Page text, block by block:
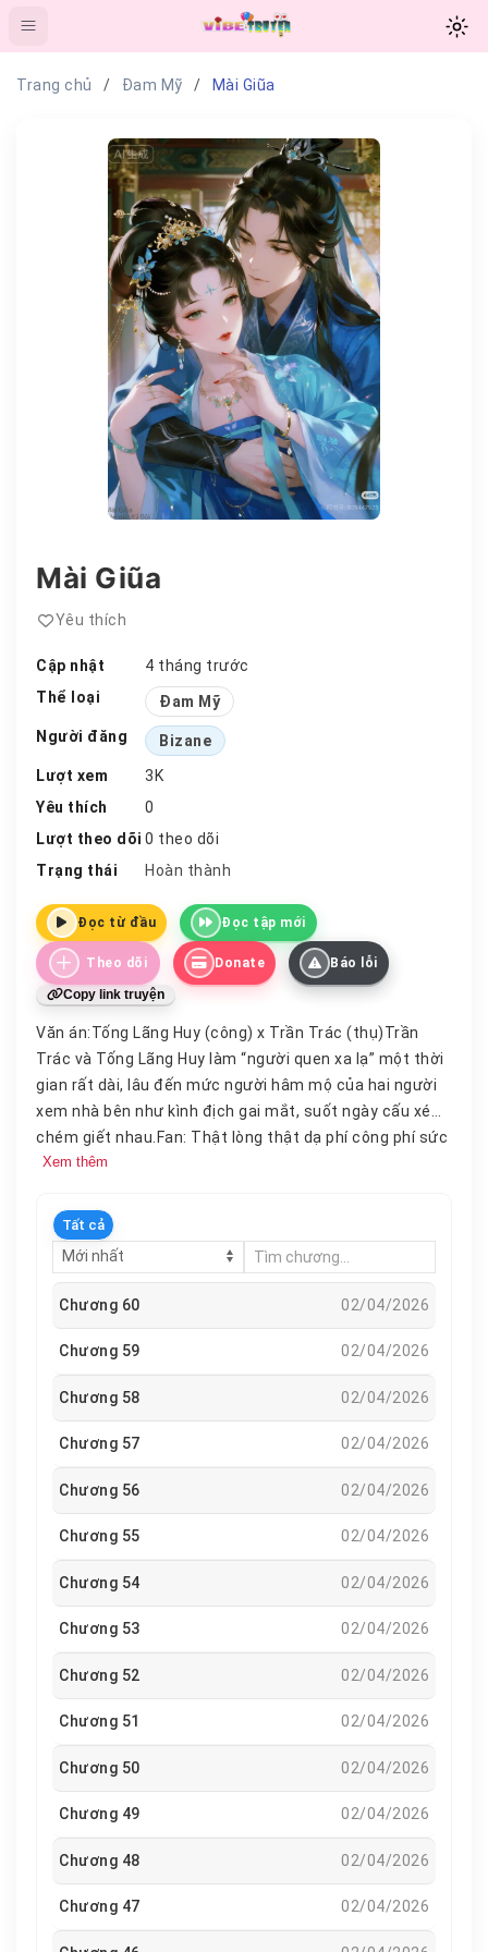
Trang chủ Đam Mỹ Mài Giũa
Mài Giũa
Yêu thích
Cập nhật
4 tháng trước
Thể loại
Đam Mỹ
Người đăng
Bizane
Lượt xem
3K
Yêu thích
0
Lượt theo dõi 0 theo dõi
Trạng thái
Hoàn thành
Đọc từ đầu Đọc tập mới
Theo dõi Donate Báo lỗi
Copy link truyện
Văn án:Tống Lãng Huy (công) x Trần Trác (thụ)Trần
Trác và Tống Lãng Huy làm “người quen xa lạ” một thời
gian rất dài, lâu đến mức người hâm mộ của hai người
xem nhà bên như kình địch gai mắt, suốt ngày cấu xé
chém giết nhau.Fan: Thật lòng thật dạ phí công phí sức
chém giết nhau cuối cùng lại bị chính
Xem thêm
Tất cả
Chương 60 02/04/2026
Chương 59 02/04/2026
Chương 58 02/04/2026
Chương 57 02/04/2026
Chương 56 02/04/2026
Chương 55 02/04/2026
Chương 54 02/04/2026
Chương 53 02/04/2026
Chương 52 02/04/2026
Chương 51 02/04/2026
Chương 50 02/04/2026
Chương 49 02/04/2026
Chương 48 02/04/2026
Chương 47 02/04/2026